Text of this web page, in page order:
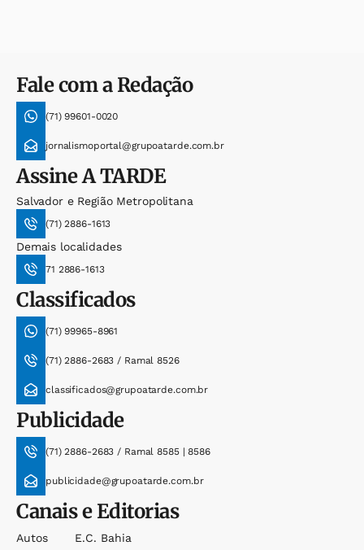
Fale com a Redação
(71) 99601-0020
jornalismoportal@grupoatarde.com.br
AssineA TARDE
Salvador e Região Metropolitana
(71) 2886-1613
Demais localidades
71 2886-1613
Classificados
(71) 99965-8961
(71) 2886-2683 / Ramal 8526
classificados@grupoatarde.com.br
Publicidade
(71) 2886-2683 / Ramal 8585 | 8586
publicidade@grupoatarde.com.br
Canais e Editorias
Autos
E.c. Bahia